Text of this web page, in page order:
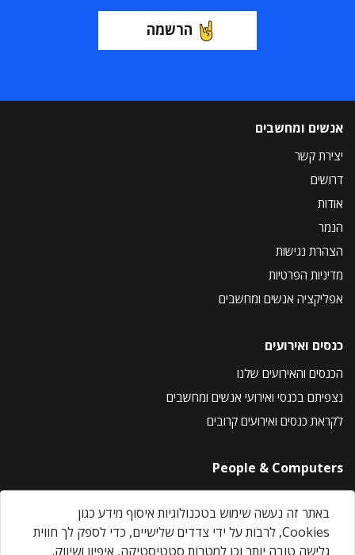
הרשמה
אנשים ומחשבים
יצירת קשר
דרושים
אודות
הנמר
הצהרת נגישות
מדיניות הפרטיות
אפליקציה אנשים ומחשבים
כנסים ואירועים
הכנסים והאירועים שלנו
נצפיתם בכנסי ואירועי אנשים ומחשבים
לקראת כנסים ואירועים קרובים
People & Computers
About Us
Privacy Policy
Contact Us
באתר זה נעשה שימוש בטכנולוגיות איסוף מידע כגון
Cookies, לרבות על ידי צדדים שלישיים, כדי לספק לך חווית
גלישה טובה יותר וכן למטרות סטטיסטיקה, איפיון ושיווק.